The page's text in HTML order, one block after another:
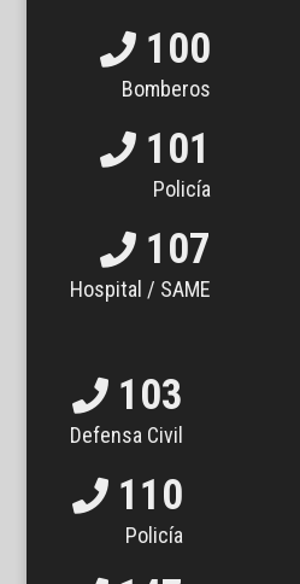
100
Bomberos
101
Policía
107
Hospital / SAME
103
Defensa Civil
110
Policía